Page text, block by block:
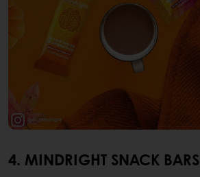
4. MINDRIGHT SNACK BARS